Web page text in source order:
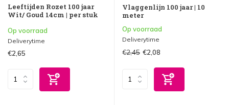
Leeftijden Rozet 100 jaar
Wit/ Goud 14cm | per stuk
Op voorraad
Deliverytime
€2,65
Vlaggenlijn 100 jaar | 10
meter
Op voorraad
Deliverytime
€2,45 €2,08